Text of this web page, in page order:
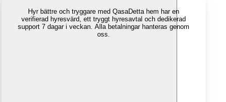
Hyr bättre och tryggare med QasaDetta hem har en
verifierad hyresvärd, ett tryggt hyresavtal och dedikerad
support 7 dagar i veckan. Alla betalningar hanteras genom
oss.